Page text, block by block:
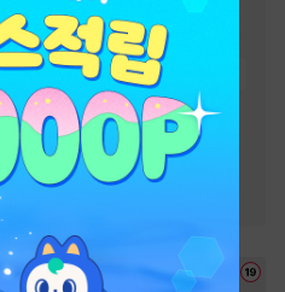
#계략남
# 소유욕/집착 #
순정남
능력남 # 다정남
#
운명적사랑 # 절륜남
#
재벌남 #
재회물
몸정>맘정 #
첫사랑